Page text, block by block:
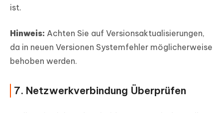
ist.
Hinweis: Achten Sie auf Versionsaktualisierungen,
da in neuen Versionen Systemfehler möglicherweise
behoben werden.
7. Netzwerkverbindung Überprüfen